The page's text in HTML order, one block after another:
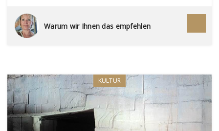
contrastent, dans une violence quasi divine, avec
le bleu glacial du ciel et le vert profond des
pinèdes. À peine repu de cet éblouissement, il
25 colorations différentes n'a d'ailleurs rien à
envier à son cousin arizonien.
Warum wir Ihnen das empfehlen
KULTUR